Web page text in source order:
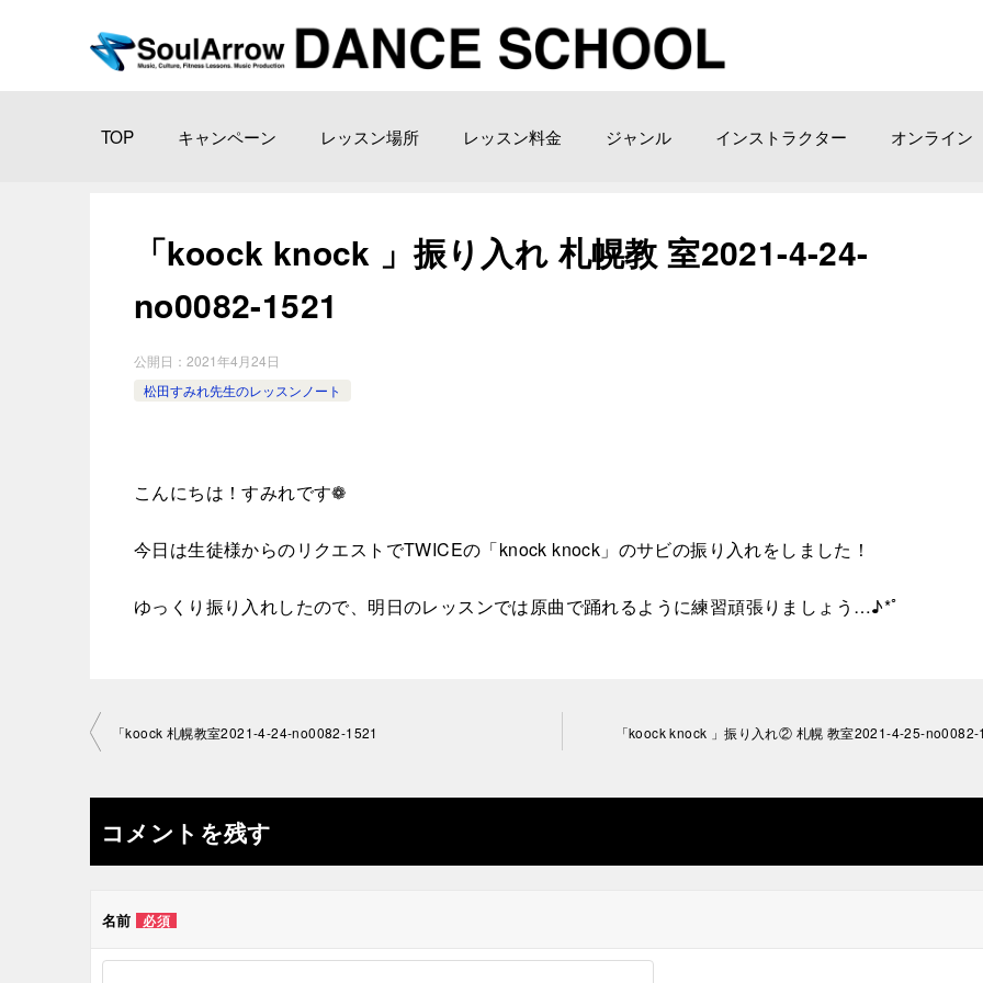
TOP キャンペーン レッスン場所 レッスン料金 ジャンル インストラクター オンライン
「koock knock 」振り入れ 札幌教 室2021-4-24-
no0082-1521
公開日： 2021年4月24日
松田すみれ先生のレッスンノート
こんにちは！すみれです❁
今日は生徒様からのリクエストでTWICEの「knock knock」のサビの振り入れをしました！
ゆっくり振り入れしたので、明日のレッスンでは原曲で踊れるように練習頑張りましょう…♪*ﾟ
投
ナ
ビ
ゲ
ー
「koock 札幌教室2021-4-24-no0082-1521 「koock knock 」振り入れ② 札幌 教室2021-4-25-
コメントを残す
名前 必須